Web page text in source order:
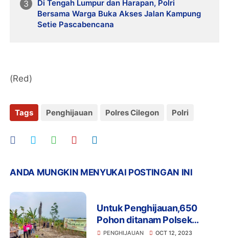
Di Tengah Lumpur dan Harapan, Polri
Bersama Warga Buka Akses Jalan Kampung
Setie Pascabencana
(Red)
Tags Penghijauan Polres Cilegon Polri
ANDA MUNGKIN MENYUKAI POSTINGAN INI
Untuk Penghijauan,650
Pohon ditanam Polsek
Cinangka Polres Cilegon
PENGHIJAUAN OCT 12, 2023